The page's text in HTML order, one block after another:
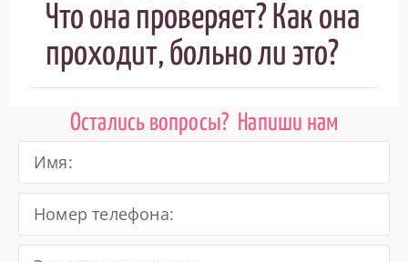
Что она проверяет? Как она
проходит, больно ли это?
Остались вопросы? Напиши нам